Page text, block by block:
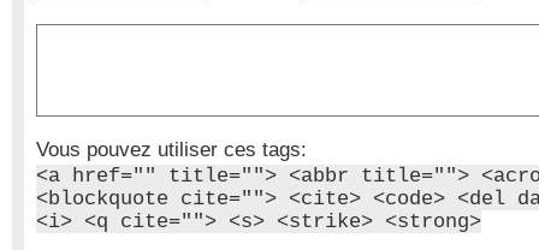
Vous pouvez utiliser ces tags:
<a href="" title=""> <abbr title="">
<blockquote cite=""> <cite> <code> <del
<i> <q cite=""> <s> <strike> <strong>